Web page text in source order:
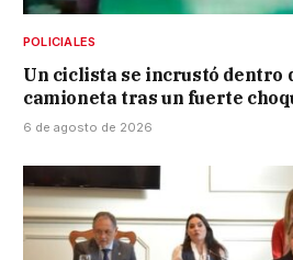
POLICIALES
Un ciclista se incrustó dentro
camioneta tras un fuerte
6 de agosto de 2026